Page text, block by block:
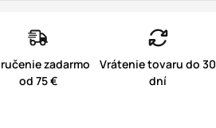
zadarmo
od 75 €
Vrátenie tovaru do 30
dní